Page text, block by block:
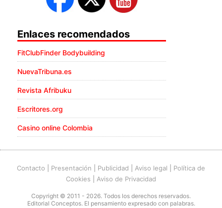
Enlaces recomendados
FitClubFinder Bodybuilding
NuevaTribuna.es
Revista Afribuku
Escritores.org
Casino online Colombia
Contacto Presentación Publicidad Aviso legal
Política de
Cookies
Aviso de Privacidad
Copyright © 2011 - 2026. Todos los derechos reservados.
Editorial Conceptos. El pensamiento expresado con palabras.